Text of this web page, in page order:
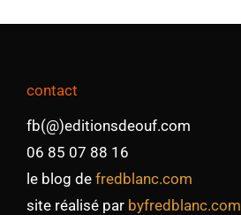
contact
fb(@)editionsdeouf.com
06 85 07 88 16
le blog de fredblanc.com
site réalisé par byfredblanc.com